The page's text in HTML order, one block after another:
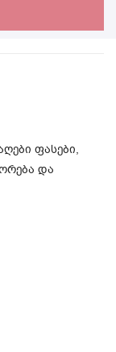
ფასები,
და